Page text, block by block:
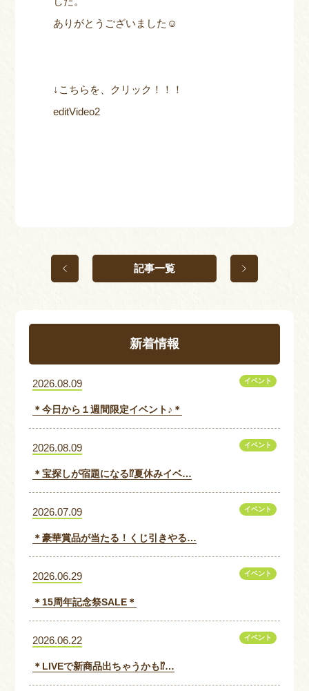
ありがとうございました☺︎
↓こちらを、クリック！！！
editVideo2
記事一覧
新着情報
2026.08.09 イベント
＊今日から１週間限定イベント♪＊
2026.08.09 イベント
＊宝探しが宿題になる⁉夏休みイベ…
2026.07.09 イベント
＊豪華賞品が当たる！くじ引きやる…
2026.06.29 イベント
＊15周年記念祭SALE＊
2026.06.22 イベント
＊LIVEで新商品出ちゃうかも⁉…